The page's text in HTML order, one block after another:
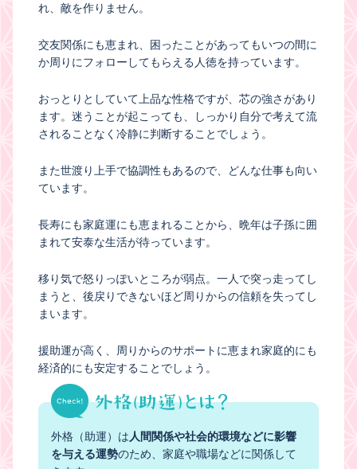
れ、敵を作りません。
交友関係にも恵まれ、困ったことがあってもいつの間に
か周りにフォローしてもらえる人徳を持っています。
おっとりとしていて上品な性格ですが、芯の強さがあり
ます。迷うことが起こっても、しっかり自分で考えて流
されることなく冷静に判断することでしょう。
また世渡り上手で協調性もあるので、どんな仕事も向い
ています。
長寿にも家庭運にも恵まれることから、晩年は子孫に囲
まれて安泰な生活が待っています。
移り気で怒りっぽいところが弱点。一人で突っ走ってし
まうと、後戻りできないほど周りからの信頼を失ってし
まいます。
援助運が高く、周りからのサポートに恵まれ家庭的にも
経済的にも安定することでしょう。
外格（助運）は 人間関係や社会的環境などに影響
を与える運勢のため、家庭や職場などに関係して